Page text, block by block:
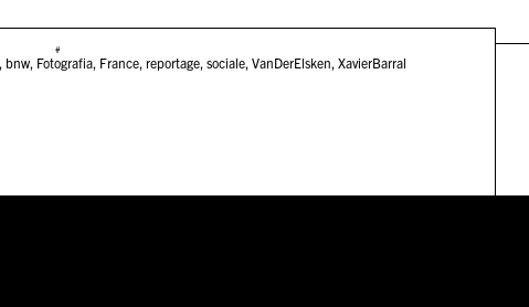
#
bnw, Fotografia, France, reportage, sociale, VanDerElsken XavierBarral